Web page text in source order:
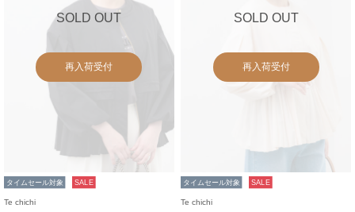
SOLD OUT
再入荷受付
タイムセール対象 SALE
Te chichi
SOLD OUT
再入荷受付
タイムセール対象 SALE
Te chichi